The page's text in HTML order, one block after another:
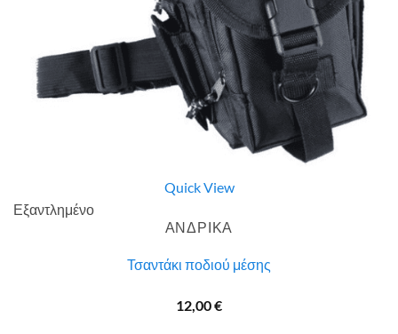
Quick View
Εξαντλημένο
ΑΝΔΡΙΚΑ
Τσαντάκι ποδιού μέσης
12,00€